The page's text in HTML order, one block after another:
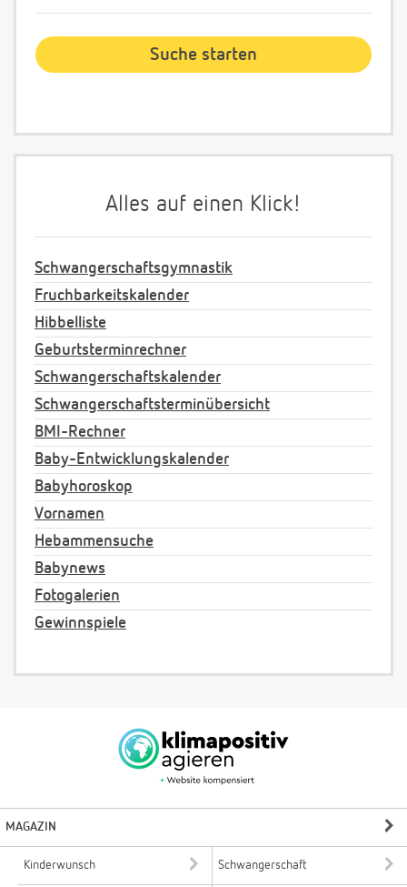
Alles auf einen Klick!
Schwangerschaftsgymnastik
Fruchbarkeitskalender
Hibbelliste
Geburtsterminrechner
Schwangerschaftskalender
Schwangerschaftsterminübersicht
BMI-Rechner
Baby-Entwicklungskalender
Babyhoroskop
Vornamen
Hebammensuche
Babynews
Fotogalerien
Gewinnspiele
MAGAZIN
Kinderwunsch Schwangerschaft